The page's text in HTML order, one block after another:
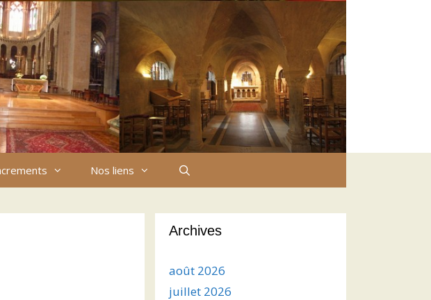
Nos liens
Archives
août 2026
juillet 2026